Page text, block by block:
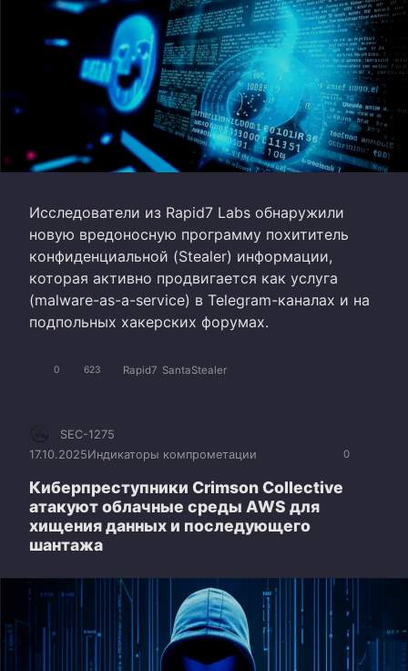
Исследователи из Rapid7 Labs обнаружили
новую вредоносную программу похититель
конфиденциальной (Stealer) информации,
которая активно продвигается как услуга
(malware-as-a-service) в Telegram-каналах и на
подпольных хакерских форумах.
0 623 Rapid7 SantaStealer
0
SEC-1275
17.10.2025Индикаторы компрометации
Киберпреступники Crimson Collective
атакуют облачные среды AWS для
хищения данных и последующего
шантажа